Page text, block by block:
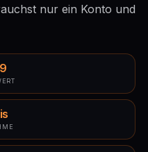
nur ein Konto und